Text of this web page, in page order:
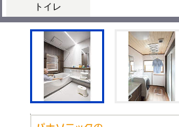
トイレ